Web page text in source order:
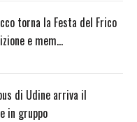
torna la Festa del Frico
e mem…
di Udine arriva il
in gruppo